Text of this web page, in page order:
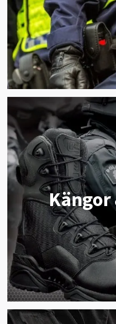
Kängor